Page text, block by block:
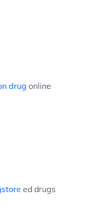
drug online
ed drugs